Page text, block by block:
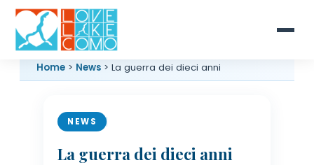
Home > News > La guerra dei dieci anni
NEWS
La guerra dei dieci anni